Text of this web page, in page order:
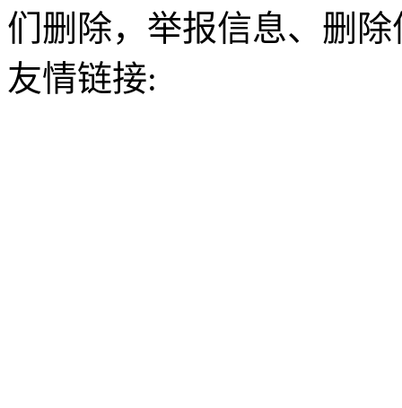
们删除，举报信息、删
友情链接: